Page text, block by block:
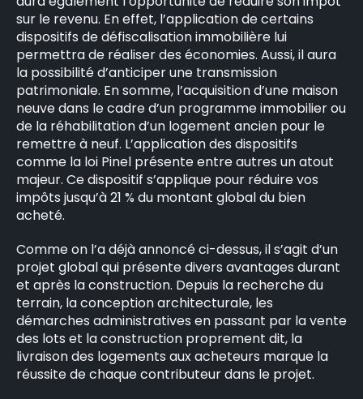
sur le revenu. En effet, l’application de certains
dispositifs de défiscalisation immobilière lui
permettra de réaliser des économies. Aussi, il aura
la possibilité d’anticiper une transmission
patrimoniale. En somme, l’acquisition d’une maison
neuve dans le cadre d’un programme immobilier ou
de la réhabilitation d’un logement ancien pour le
remettre à neuf. L’application des dispositifs
comme la loi Pinel présente entre autres un atout
majeur. Ce dispositif s’applique pour réduire vos
impôts jusqu’à 21 % du montant global du bien
acheté.
Comme on l’a déjà annoncé ci-dessus, il s’agit d’un
projet global qui présente divers avantages durant
et après la construction. Depuis la recherche du
terrain, la conception architecturale, les
démarches administratives en passant par la vente
des lots et la construction proprement dit, la
livraison des logements aux acheteurs marque la
réussite de chaque contributeur dans le projet.